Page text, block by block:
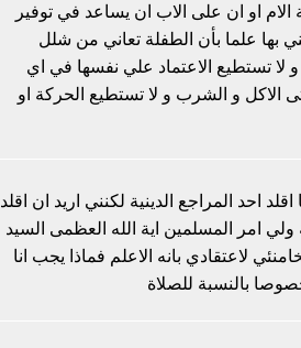
الام او ان على الاب ان يساعد في توفير
بها علما بأن الطفلة تعاني من شلل
لا تستطيع الاعتماد علي نفسها في اي
الاكل و الشرب و لا تستطيع الحركة او
اقلد احد المراجع الدينية لكنني اريد ان اقلد
امر المسلمين اية الله العظمى السيد
لاعتقادي بانه الاعلم فماذا يجب انا
بالنسبة للصلاة